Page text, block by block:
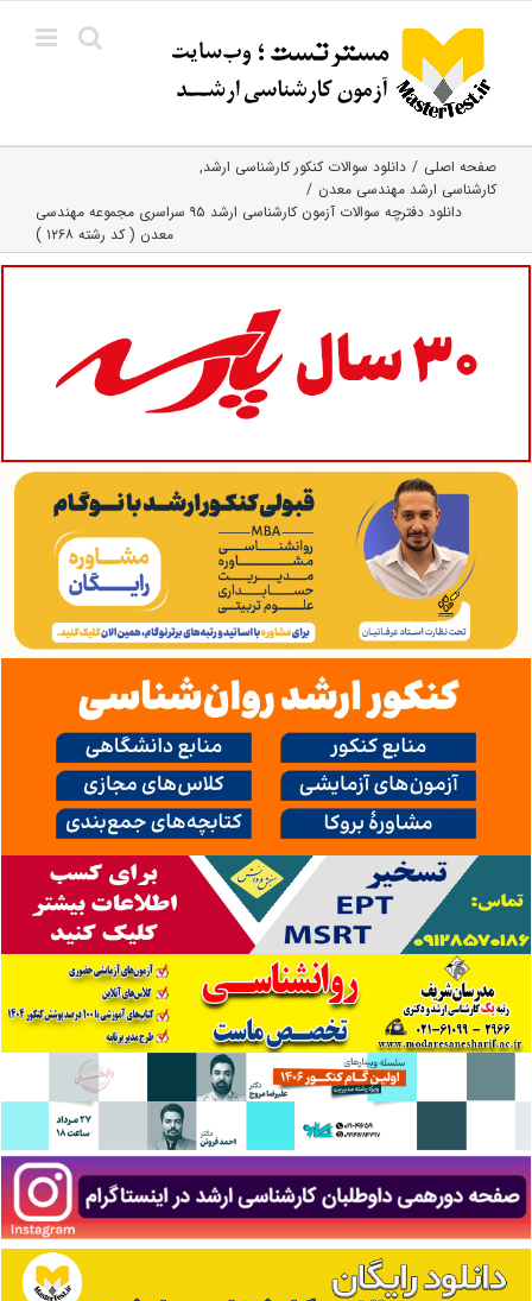
content
صفحه اصلی
دانلود سوالات کنکور کارشناسی ارشد
کارشناسی ارشد مهندسی معدن
دانلود دفترچه سوالات آزمون کارشناسی ارشد ۹۵ سراسری مجموعه مهندسی
معدن ( کد رشته ۱۲۶۸ )